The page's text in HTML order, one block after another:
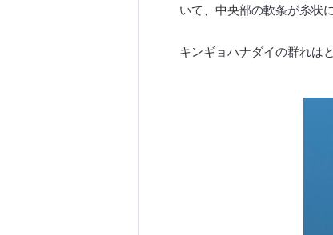
いて、中央部の軟条が糸状
キンギョハナダイの群れは